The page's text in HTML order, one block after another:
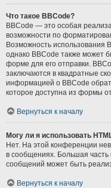
Что такое BBCode?
BBCode — это особая
возможности по
Возможность использования
однако BBCode также может
форме для его отправки.
заключаются в квадратные
информацией о BBCode
которое доступна из формы
Вернуться к началу
Могу ли я использовать
Нет. На этой конференции
в сообщениях. Большая
сообщений может быть
Вернуться к началу